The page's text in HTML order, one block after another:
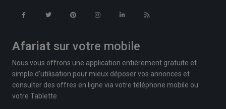
Afariat sur votre mobile
Nous vous offrons une application entièrement gratuite et
simple d'utilisation pour mieux déposer vos annonces et
consulter des offres en ligne via votre téléphone mobile ou
votre Tablette.